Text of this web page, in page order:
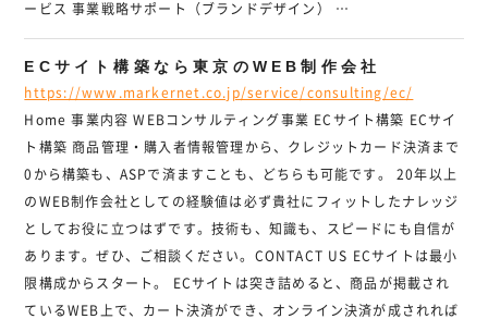
ービス 事業戦略サポート（ブランドデザイン） …
ECサイト構築なら東京のWEB制作会社
https://www.markernet.co.jp/service/consulting/ec/
Home 事業内容 WEBコンサルティング事業 ECサイト構築 ECサイ
ト構築 商品管理・購入者情報管理から、クレジットカード決済まで
0から構築も、ASPで済ますことも、どちらも可能です。 20年以上
のWEB制作会社としての経験値は必ず貴社にフィットしたナレッジ
としてお役に立つはずです。技術も、知識も、スピードにも自信が
あります。ぜひ、ご相談ください。CONTACT US ECサイトは最小
限構成からスタート。 ECサイトは突き詰めると、商品が掲載され
ているWEB上で、カート決済ができ、オンライン決済が成されれば